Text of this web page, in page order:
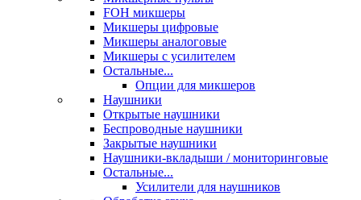
FOH микшеры
Микшеры цифровые
Микшеры аналоговые
Микшеры с усилителем
Остальные...
Опции для микшеров
Наушники
Открытые наушники
Беспроводные наушники
Закрытые наушники
Наушники-вкладыши / мониторинговые
Остальные...
Усилители для наушников